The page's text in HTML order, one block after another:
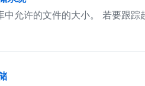
允许的文件的大小。 若要跟